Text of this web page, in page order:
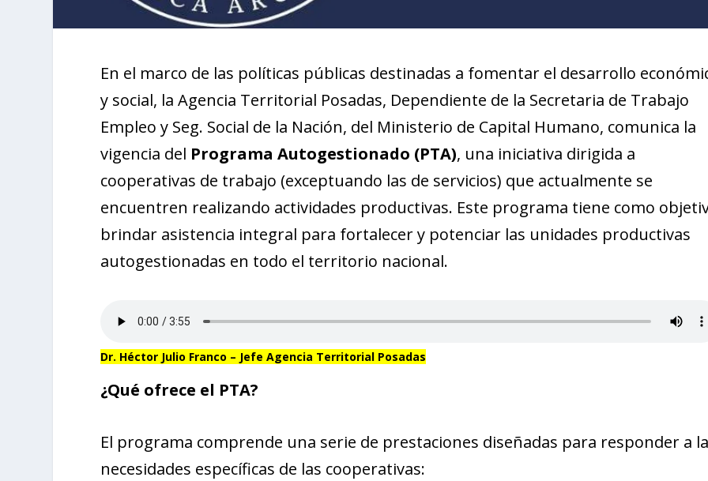
En el marco de las políticas públicas destinadas a fomentar el desarrollo
y social, la Agencia Territorial Posadas, Dependiente de la Secretaria de Trabajo
Empleo y Seg. Social de la Nación, del Ministerio de Capital Humano, comunica la
vigencia del Programa Autogestionado (PTA), una iniciativa dirigida a
cooperativas de trabajo (exceptuando las de servicios) que actualmente se
encuentren realizando actividades productivas. Este programa tiene como
brindar asistencia integral para fortalecer y potenciar las unidades productivas
autogestionadas en todo el territorio nacional.
Dr. Héctor Julio Franco – Jefe Agencia Territorial Posadas
¿Qué ofrece el PTA?
El programa comprende una serie de prestaciones diseñadas para responder a
necesidades específicas de las cooperativas: